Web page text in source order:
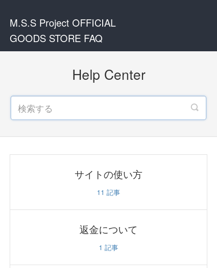
M.S.S Project OFFICIAL
GOODS STORE FAQ
Help Center
サイトの使い方
11 記事
返金について
1 記事